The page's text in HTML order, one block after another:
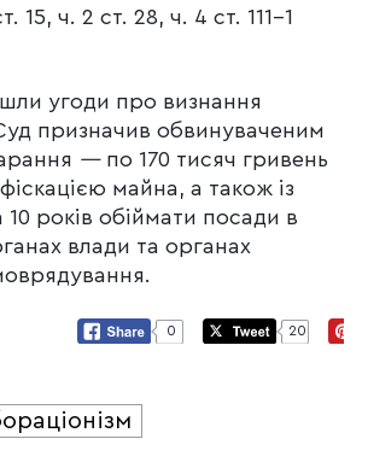
15, ч. 2 ст. 28, ч. 4 ст. 111-1
угоди про визнання
призначив обвинуваченим
—по 170 тисяч гривень
майна, а також із
років обіймати посади в
влади та органах
0 20